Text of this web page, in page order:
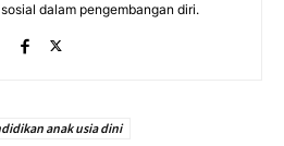
dalam pengembangan diri.
anak usia dini